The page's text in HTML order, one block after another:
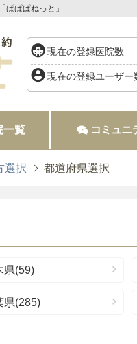
ぱぱねっと」
現在の登録医院数
現在の登録ユーザー
一覧 コミュニ
選択 都道府県選択
県(59)
県(285)